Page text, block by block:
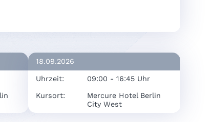
18.09.2026
Uhrzeit: 09:00 - 16:45 Uhr
Kursort:
Mercure Hotel Berlin
City West